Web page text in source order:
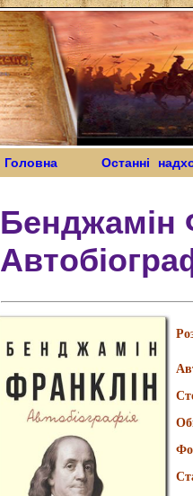
Головна Останні
Бенджамін